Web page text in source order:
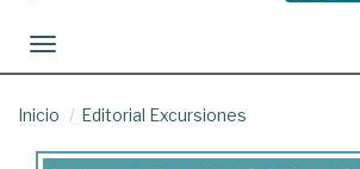
Toggle navigation
Inicio Editorial Excursiones